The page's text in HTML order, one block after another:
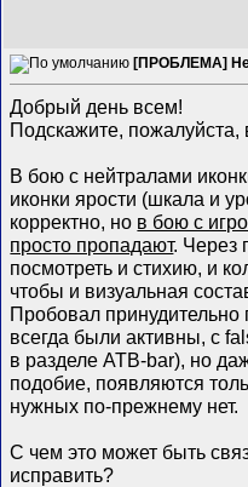
[ПРОБЛЕМА] Не
Добрый день всем!
Подскажите,
В бою с нейтралами
иконки ярости (шкала и
корректно, но в бою с
просто пропадают. Через
посмотреть и стихию, и
чтобы и визуальная
Пробовал принудительно
всегда были активны, с
в разделе ATB-bar), но
подобие, появляются
нужных по-прежнему нет.
С чем это может быть
исправить?